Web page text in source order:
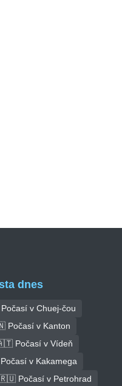
dnes
v Chuej-čou
v Kanton
Počasí v Vídeň
v Kakamega
Počasí v Petrohrad